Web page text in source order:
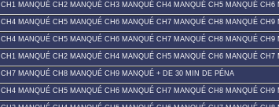
CH1 MANQUÉ CH2 MANQUÉ CH3 MANQUÉ CH4 MANQUÉ CH5 MANQUÉ
CH4 MANQUÉ CH5 MANQUÉ CH6 MANQUÉ CH7 MANQUÉ CH8 MANQUÉ CH9
CH4 MANQUÉ CH5 MANQUÉ CH6 MANQUÉ CH7 MANQUÉ CH8 MANQUÉ CH9
CH1 MANQUÉ CH2 MANQUÉ CH4 MANQUÉ CH5 MANQUÉ CH6 MANQUÉ CH7
CH7 MANQUÉ CH8 MANQUÉ CH9 MANQUÉ + DE 30 MIN DE PÉNA
CH4 MANQUÉ CH5 MANQUÉ CH6 MANQUÉ CH7 MANQUÉ CH8 MANQUÉ CH9